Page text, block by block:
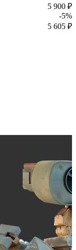
5 900 ₽
-5%
5 605 ₽